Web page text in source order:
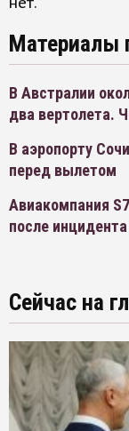
Материалы
В Австралии
два вертолета.
В аэропорту
перед вылетом
Авиакомпания
после
Сейчас на